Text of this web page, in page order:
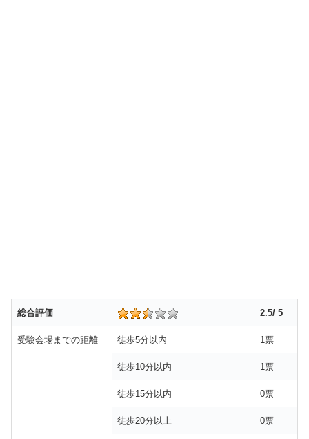
総合評価 2.5/ 5
受験会場までの距離 徒歩5分以内 1票
徒歩10分以内 1票
徒歩15分以内 0票
徒歩20分以上 0票